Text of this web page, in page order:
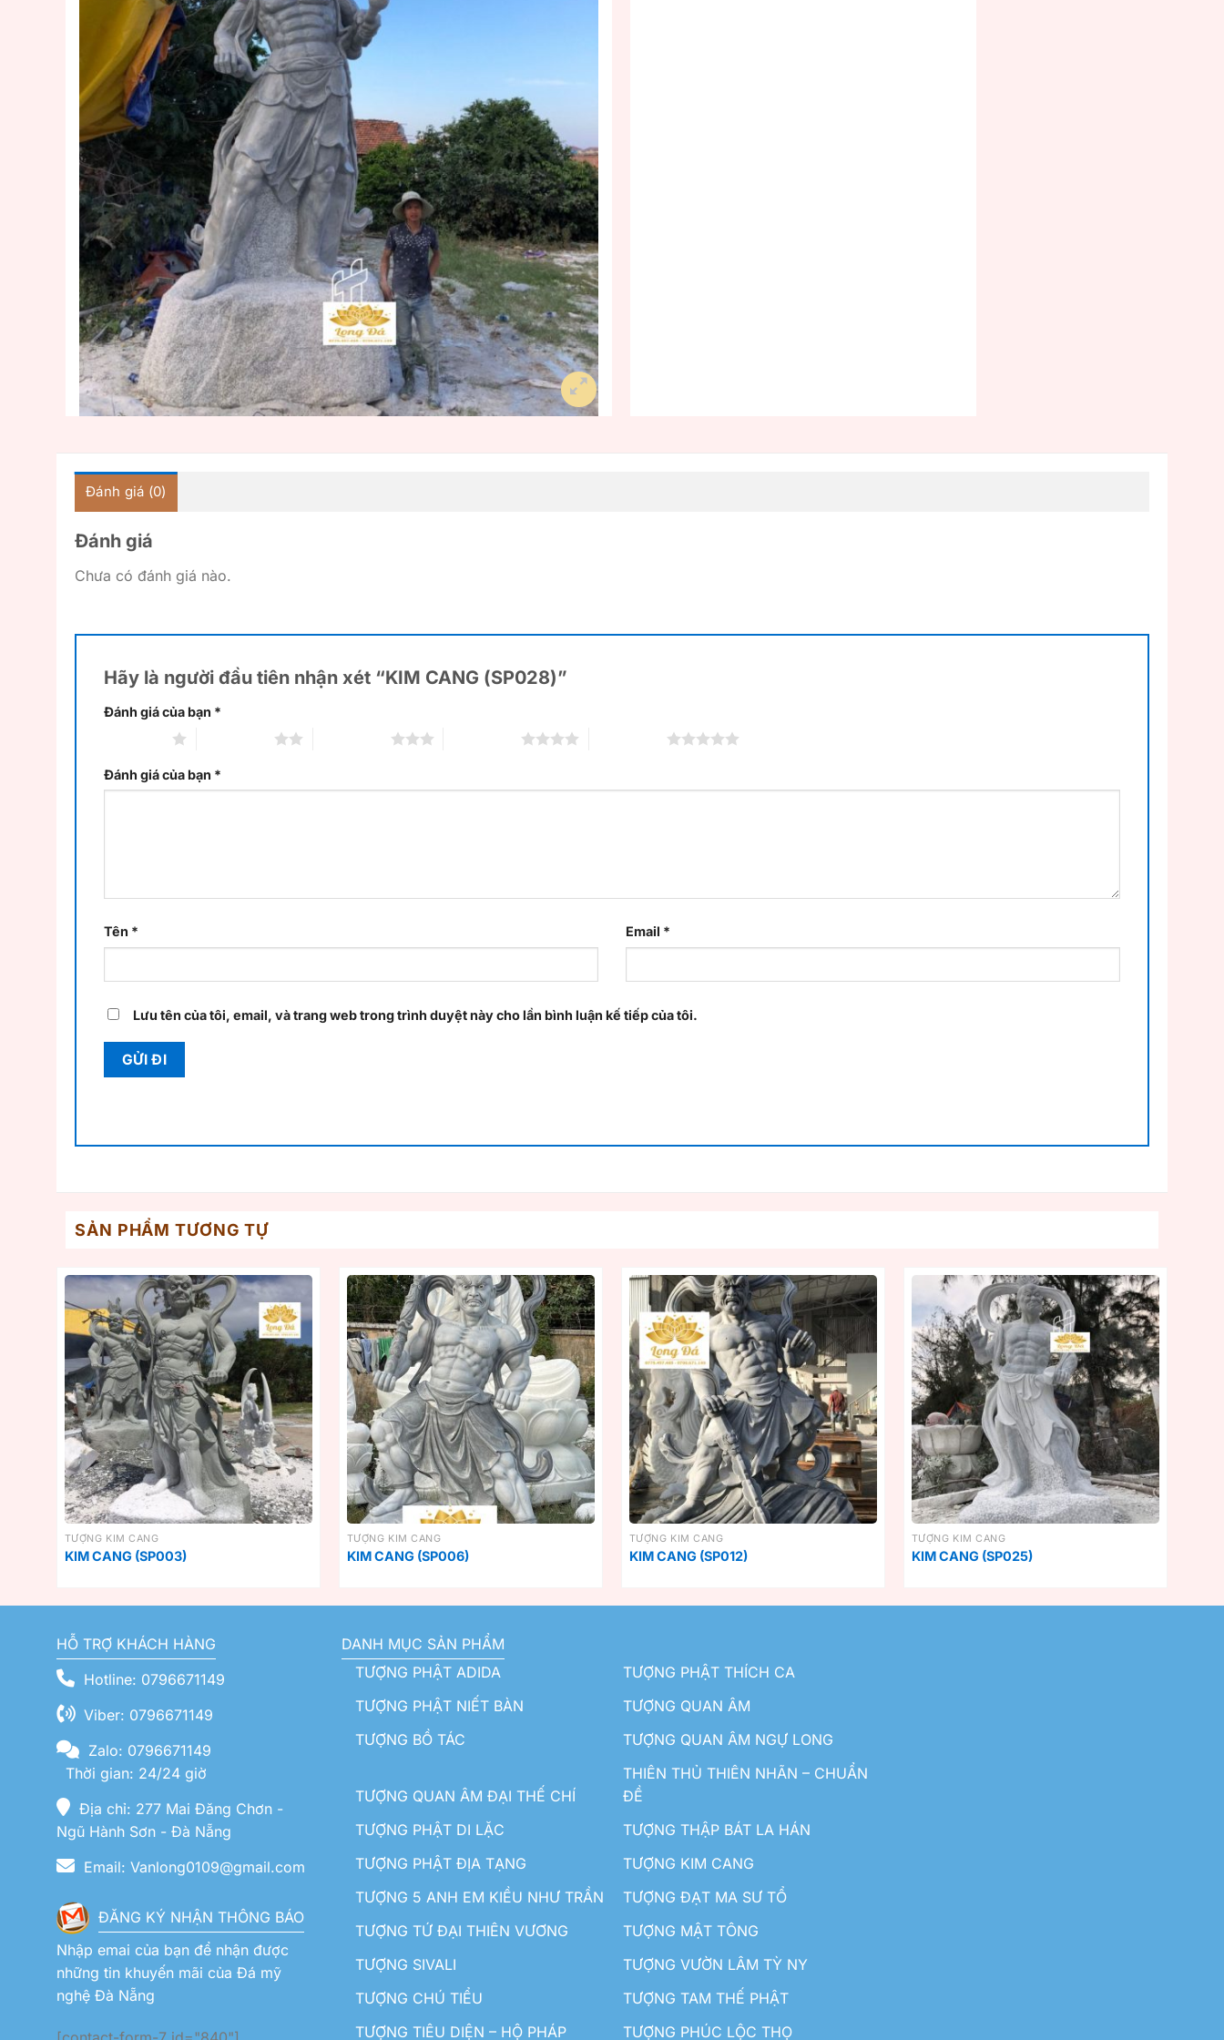
Đánh giá (0)
Đánh giá
Chưa có đánh giá nào.
Hãy là người đầu tiên nhận xét “KIM CANG (SP028)”
Đánh giá của bạn *
Đánh giá của bạn *
Tên * Email *
Lưu tên của tôi, email, và trang web trong trình duyệt này cho lần bình luận kế tiếp của tôi.
SẢN PHẨM TƯƠNG TỰ
TƯỢNG KIM CANG
KIM CANG (SP003)
TƯỢNG KIM CANG
KIM CANG (SP006)
TƯỢNG KIM CANG
KIM CANG (SP012)
TƯỢNG KIM CANG
KIM CANG (SP025)
HỖ TRỢ KHÁCH HÀNG
Hotline: 0796671149
Viber: 0796671149
Zalo: 0796671149
Thời gian: 24/24 giờ
Địa chỉ: 277 Mai Đăng Chơn -
Ngũ Hành Sơn - Đà Nẵng
Email: Vanlong0109@gmail.com
ĐĂNG KÝ NHẬN THÔNG BÁO
Nhập emai của bạn để nhận được
những tin khuyến mãi của Đá mỹ
nghệ Đà Nẵng
DANH MỤC SẢN PHẨM
TƯỢNG PHẬT ADIDA
TƯỢNG PHẬT THÍCH CA
TƯỢNG PHẬT NIẾT BÀN
TƯỢNG QUAN ÂM
TƯỢNG BỒ TÁC
TƯỢNG QUAN ÂM NGỰ LONG
TƯỢNG QUAN ÂM ĐẠI THẾ CHÍ
THIÊN THỦ THIÊN NHÃN – CHUẨN
ĐỀ
TƯỢNG PHẬT DI LẶC
TƯỢNG THẬP BÁT LA HÁN
TƯỢNG PHẬT ĐỊA TẠNG
TƯỢNG KIM CANG
TƯỢNG 5 ANH EM KIỀU NHƯ TRẦN
TƯỢNG ĐẠT MA SƯ TỔ
TƯỢNG TỨ ĐẠI THIÊN VƯƠNG
TƯỢNG MẬT TÔNG
TƯỢNG SIVALI
TƯỢNG VƯỜN LÂM TỲ NY
TƯỢNG CHÚ TIỂU
TƯỢNG TAM THẾ PHẬT
TƯỢNG TIÊU DIỆN – HỘ PHÁP
TƯỢNG PHÚC LỘC THỌ